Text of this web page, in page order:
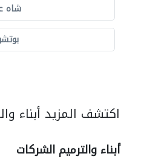
شاه
اكتشف المزيد أبناء
أبناء والترميم الشركات